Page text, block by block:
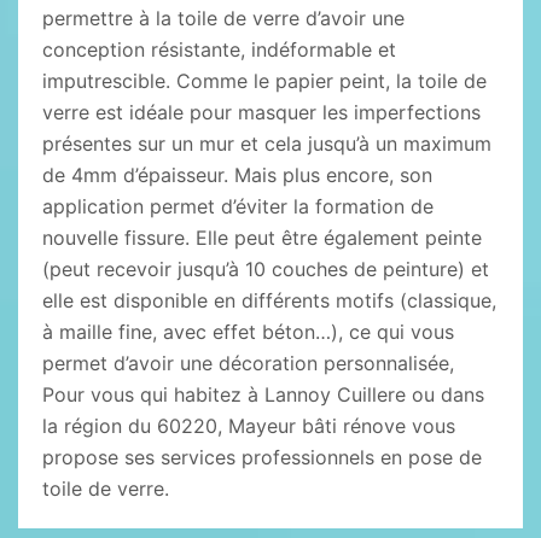
permettre à la toile de verre d’avoir une
conception résistante, indéformable et
imputrescible. Comme le papier peint, la toile de
verre est idéale pour masquer les imperfections
présentes sur un mur et cela jusqu’à un maximum
de 4mm d’épaisseur. Mais plus encore, son
application permet d’éviter la formation de
nouvelle fissure. Elle peut être également peinte
(peut recevoir jusqu’à 10 couches de peinture) et
elle est disponible en différents motifs (classique,
à maille fine, avec effet béton…), ce qui vous
permet d’avoir une décoration personnalisée,
Pour vous qui habitez à Lannoy Cuillere ou dans
la région du 60220, Mayeur bâti rénove vous
propose ses services professionnels en pose de
toile de verre.